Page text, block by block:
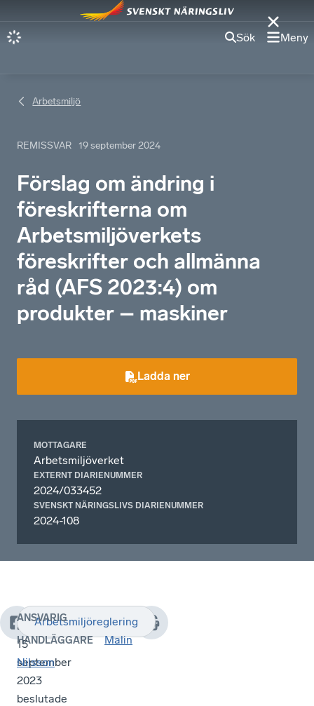
Sök Meny
Arbetsmiljö
REMISSVAR 19 september 2024
Förslag om ändring i
föreskrifterna om
Arbetsmiljöverkets
föreskrifter och allmänna
råd (AFS 2023:4) om
produkter – maskiner
Ladda ner
MOTTAGARE
Arbetsmiljöverket
EXTERNT DIARIENUMMER
2024/033452
SVENSKT NÄRINGSLIVS DIARIENUMMER
2024-108
Den
15
september
2023
beslutade
Arbetsmiljöreglering
ANSVARIG
HANDLÄGGARE
Malin
Nilsson